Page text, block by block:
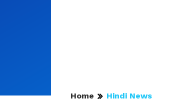
Home Hindi News